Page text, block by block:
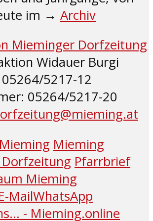
im → Archiv
Mieminger Dorfzeitung
Widauer Burgi
5217-12
05264/5217-20
Mieming
Pfarrbrief
Mieming
MailWhatsApp